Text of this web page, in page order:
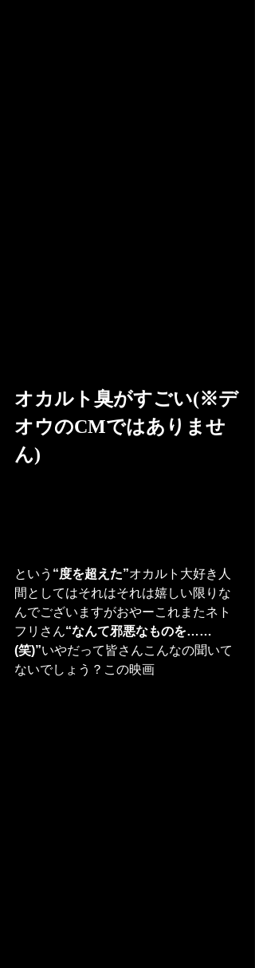
オカルト臭がすごい(※デ
オウのCMではありませ
ん)
という “度を超えた”オカルト大好き人
間としてはそれはそれは嬉しい限りな
んでございますがおやーこれまたネト
フリさん“なんて邪悪なものを……
(笑)”いやだって皆さんこんなの聞いて
ないでしょう？この映画